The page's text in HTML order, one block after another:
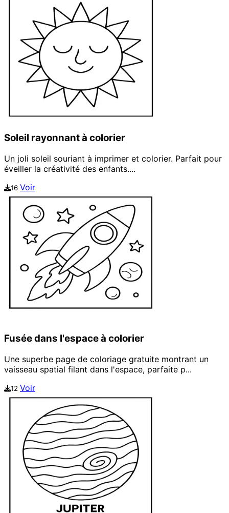
Soleil rayonnant à colorier
Un joli soleil souriant à imprimer et colorier. Parfait pour
éveiller la créativité des enfants....
16 Voir
Fusée dans l'espace à colorier
Une superbe page de coloriage gratuite montrant un
vaisseau spatial filant dans l'espace, parfaite p...
12 Voir